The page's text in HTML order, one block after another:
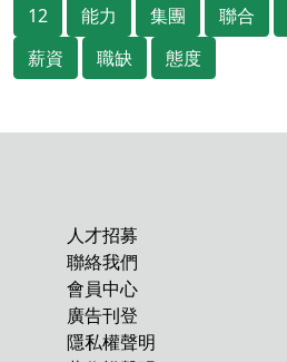
12
能力 集團 聯合
薪資
職缺 態度
人才招募
聯絡我們
會員中心
廣告刊登
隱私權聲明